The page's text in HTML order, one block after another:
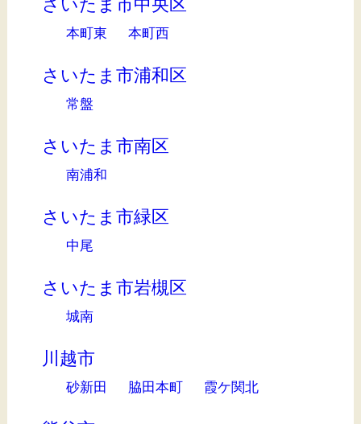
さいたま市中央区
本町東 本町西
さいたま市浦和区
常盤
さいたま市南区
南浦和
さいたま市緑区
中尾
さいたま市岩槻区
城南
川越市
砂新田 脇田本町 霞ケ関北